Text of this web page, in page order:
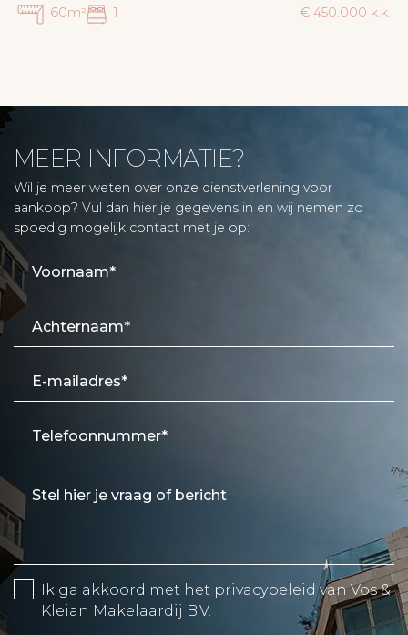
60m² 1 € 450.000 k.k.
MEER INFORMATIE?
Wil je meer weten over onze dienstverlening voor
aankoop? Vul dan hier je gegevens in en wij nemen zo
spoedig mogelijk contact met je op:
Ik ga akkoord met het privacybeleidvan Vos &
Kleian Makelaardij B.V.